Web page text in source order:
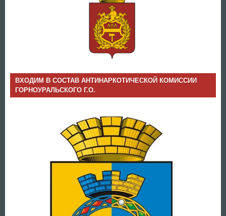
ВХОДИМ В СОСТАВ АНТИНАРКОТИЧЕСКОЙ КОМИССИИ
ГОРНОУРАЛЬСКОГО Г.О.